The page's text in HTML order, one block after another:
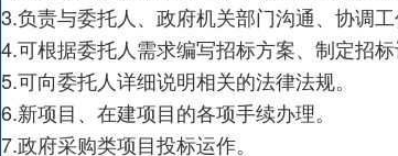
3.负责与委托人、政府机关部门沟通、协调
4.可根据委托人需求编写招标方案、制定招
5.可向委托人详细说明相关的法律法规。
6.新项目、在建项目的各项手续办理。
7.政府采购类项目投标运作。